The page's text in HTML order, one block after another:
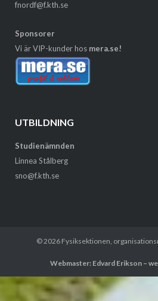
fnordf@f.kth.se
Sponsorer
Vi är VIP-kunder hos mera.se!
UTBILDNING
Studienämnden
Linnea Stålberg
sno@f.kth.se
© 2026 Fysiksektionen ,
Webmaster: Edvard Erikson –